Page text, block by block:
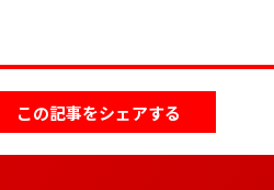
この記事をシェアする